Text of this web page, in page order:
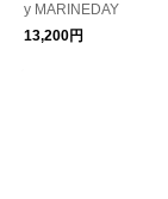
y MARINEDAY
13,200円